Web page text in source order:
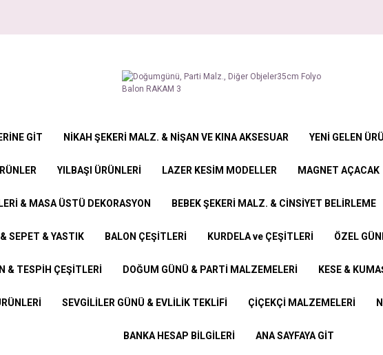
GİT NİKAH ŞEKERİ MALZ. & NİŞAN VE KINA AKSESUAR YENİ GELEN
YILBAŞI ÜRÜNLERİ LAZER KESİM MODELLER MAGNET AÇACAK
& MASA ÜSTÜ DEKORASYON BEBEK ŞEKERİ MALZ. & CİNSİYET BELİRLEME
SEPET & YASTIK BALON ÇEŞİTLERİ KURDELA ve ÇEŞİTLERİ ÖZEL
& TESPİH ÇEŞİTLERİ DOĞUM GÜNÜ & PARTİ MALZEMELERİ KESE &
SEVGİLİLER GÜNÜ & EVLİLİK TEKLİFİ ÇİÇEKÇİ MALZEMELERİ
BANKA HESAP BİLGİLERİ ANA SAYFAYA GİT